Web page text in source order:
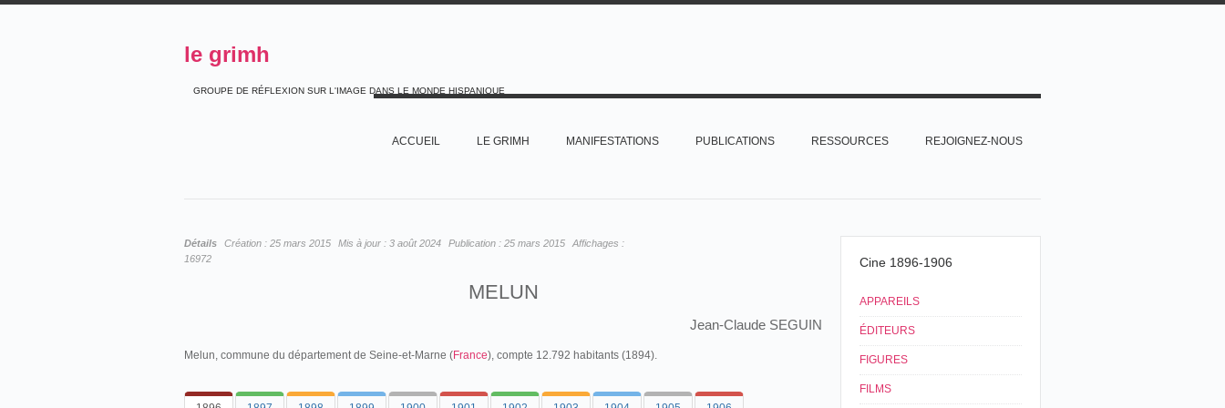
le grimh
GROUPE DE RÉFLEXION SUR L'IMAGE DANS LE MONDE HISPANIQUE
ACCUEIL LE GRIMH MANIFESTATIONS PUBLICATIONS RESSOURCES REJOIGNEZ-NOUS
Détails Création : 25 mars 2015 Mis à jour : 3 août 2024 Publication : 25 mars 2015
Affichages :
16972
MELUN
Jean-Claude SEGUIN
Melun, commune du département de Seine-et-Marne (France), compte 12.792 habitants (1894).
Cine 1896-1906
APPAREILS
ÉDITEURS
FIGURES
FILMS